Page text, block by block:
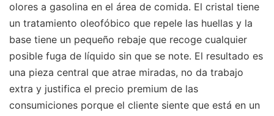
olores a gasolina en el área de comida. El cristal tiene
un tratamiento oleofóbico que repele las huellas y la
base tiene un pequeño rebaje que recoge cualquier
posible fuga de líquido sin que se note. El resultado es
una pieza central que atrae miradas, no da trabajo
extra y justifica el precio premium de las
consumiciones porque el cliente siente que está en un